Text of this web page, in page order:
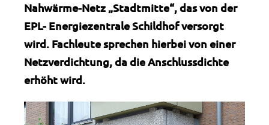
Nahwärme-Netz „Stadtmitte“, das von der
EPL- Energiezentrale Schildhof versorgt
wird. Fachleute sprechen hierbei von einer
Netzverdichtung, da die Anschlussdichte
erhöht wird.